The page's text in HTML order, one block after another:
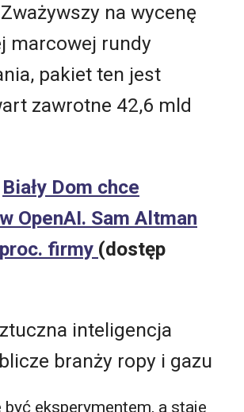
na wycenę
marcowej rundy
pakiet ten jest
zawrotne 42,6 mld
Biały Dom chce
OpenAI. Sam Altman
firmy (dostęp
inteligencja
branży ropy i gazu
eksperymentem, a staje